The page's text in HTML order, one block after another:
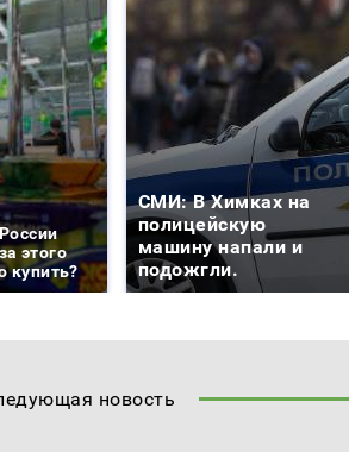
этого
купить?
СМИ: В Химках на
полицейскую
машину напали и
подожгли.
новость